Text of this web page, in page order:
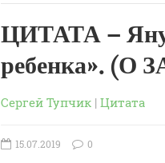
ЦИТАТА –
ребенка». (О
Сергей Тупчик | Цитата
15.07.2019 0